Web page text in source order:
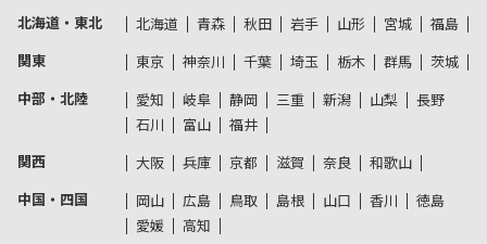
北海道・東北 北海道 青森 秋田 岩手 山形 宮城 福島
関東 東京 神奈川 千葉 埼玉 栃木 群馬 茨城
中部・北陸 愛知 岐阜 静岡 三重 新潟 山梨
長野
石川
富山 福井
関西 大阪 兵庫 京都 滋賀 奈良 和歌山
中国・四国 岡山 広島 鳥取 島根 山口 香川
徳島
愛媛
高知